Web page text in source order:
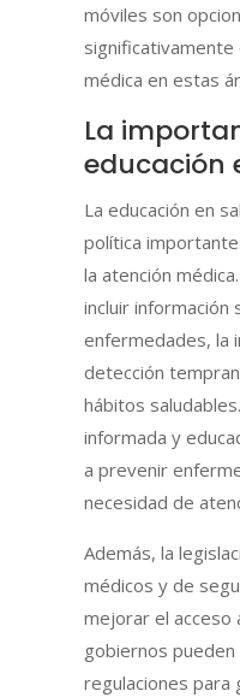
móviles son
significativamente
médica en estas
La
educación
La educación en
política
la atención
incluir información
enfermedades, la
detección
hábitos
informada y
a prevenir
necesidad de
Además, la
médicos y de
mejorar el acceso
gobiernos
regulaciones para